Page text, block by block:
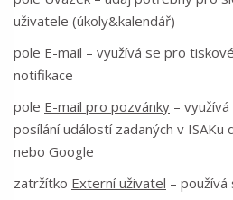
uživatele (úkoly&kalendář)
pole E-mail – využívá se pro
notifikace
pole E-mail pro pozvánky –
posílání událostí zadaných v ISAKu
nebo Google
zatržítko Externí uživatel –